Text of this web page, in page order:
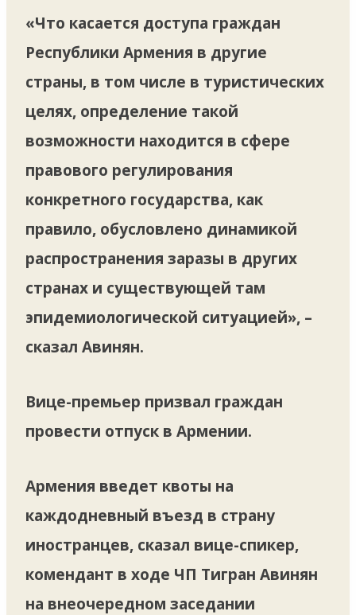
«Что касается доступа граждан
Республики Армения в другие
страны, в том числе в туристических
целях, определение такой
возможности находится в сфере
правового регулирования
конкретного государства, как
правило, обусловлено динамикой
распространения заразы в других
странах и существующей там
эпидемиологической ситуацией», –
сказал Авинян.
Вице-премьер призвал граждан
провести отпуск в Армении.
Армения введет квоты на
каждодневный въезд в страну
иностранцев, сказал вице-спикер,
комендант в ходе ЧП Тигран Авинян
на внеочередном заседании